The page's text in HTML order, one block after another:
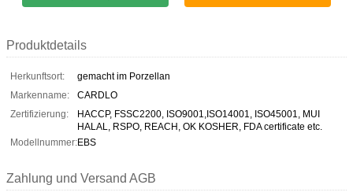
Produktdetails
Herkunftsort:
gemacht im Porzellan
Markenname:
CARDLO
Zertifizierung:
HACCP, FSSC2200, ISO9001,ISO14001, ISO45001, MUI
HALAL, RSPO, REACH, OK KOSHER, FDA certificate etc.
Modellnummer:EBS
Zahlung und Versand AGB